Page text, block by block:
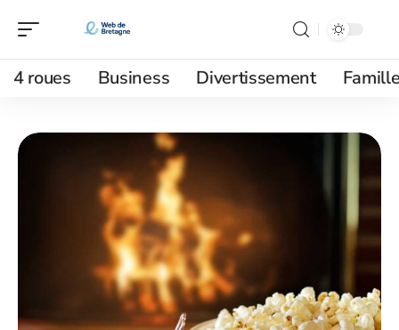
4 roues Business Divertissement